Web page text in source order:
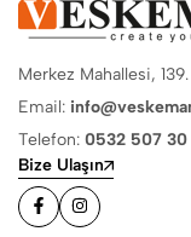
Merkez Mahallesi,
Email:
Telefon: 0532 507 30
Bize Ulaşın